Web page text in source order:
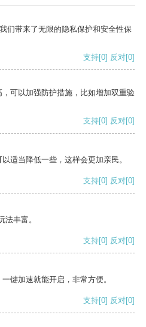
们带来了无限的隐私保护和安全性保
支持[0] 反对[0]
可以加强防护措施，比如增加双重验
支持[0] 反对[0]
适当降低一些，这样会更加亲民。
支持[0] 反对[0]
丰富。
支持[0] 反对[0]
键加速就能开启，非常方便。
支持[0] 反对[0]